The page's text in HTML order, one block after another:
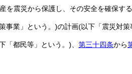
震災から保護し、その安全を確保す
事業」という。)の計画(以下「震災対
「都民等」という。) 第三十四条から